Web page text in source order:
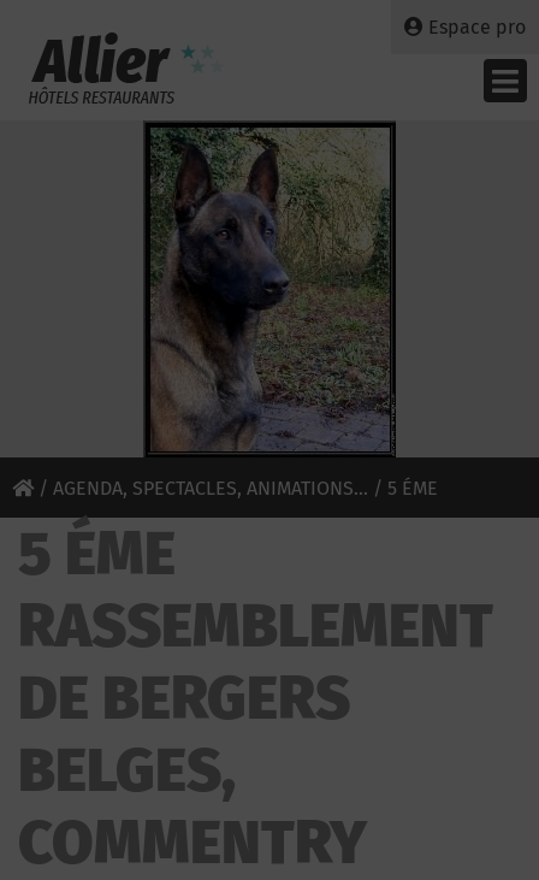
Espace pro
/ AGENDA, SPECTACLES, ANIMATIONS... / 5 ÉME
RASSEMBLEMENT DE BERGERS BELGES
5 ÉME
RASSEMBLEMENT
DE BERGERS
BELGES,
COMMENTRY